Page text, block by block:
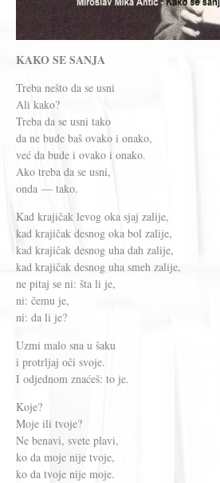
KAKO SE SANJA
Treba nešto da se usni
Ali kako?
Treba da se usni tako
da ne bude baš ovako i onako,
već da bude i ovako i onako.
Ako treba da se usni,
onda — tako.
Kad kraјičak levog oka sjaj zalije,
kad krajičak desnog oka bol zalije,
kad kraјičak desnog uha dah zalije,
kad kraјičak desnog uha smeh zalije,
ne pitaj sе ni: šta li je,
ni: čemu je,
ni: da li je?
Uzmi malo sna u šaku
i protrljaj oči svoje.
I odjednom znaćeš: to je.
Koje?
Moje ili tvoje?
Ne benavi, svete plavi,
ko da moje nije tvoje,
ko da tvoje nije moje.